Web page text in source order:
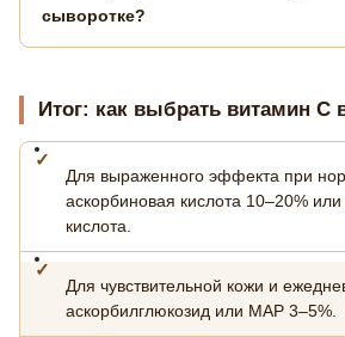
сыворотке?
Итог: как выбрать витамин С
Для выраженного эффекта при
аскорбиновая кислота 10–20%
кислота.
Для чувствительной кожи и
аскорбилглюкозид или MAP 3–5%.